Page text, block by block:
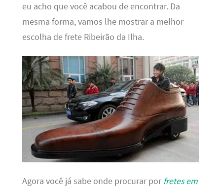
eu acho que você acabou de encontrar. Da
mesma forma, vamos lhe mostrar a melhor
escolha de frete Ribeirão da Ilha.
Agora você já sabe onde procurar por fretes em